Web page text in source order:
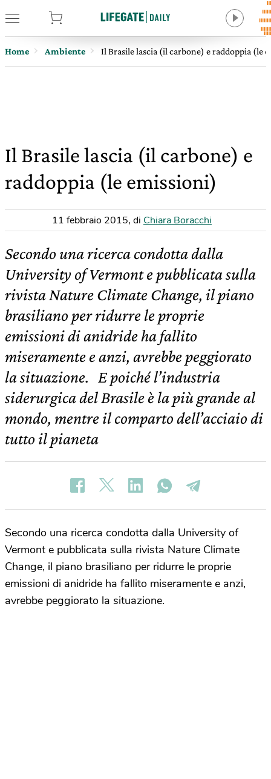
Home Ambiente Il Brasile lascia (il carbone) e raddoppia (le
Il Brasile lascia (il carbone) e
raddoppia (le emissioni)
11 febbraio 2015, di Chiara Boracchi
Secondo una ricerca condotta dalla
University of Vermont e pubblicata sulla
rivista Nature Climate Change, il piano
brasiliano per ridurre le proprie
emissioni di anidride ha fallito
miseramente e anzi, avrebbe peggiorato
la situazione. E poiché l’industria
siderurgica del Brasile è la più grande al
mondo, mentre il comparto dell’acciaio di
tutto il pianeta
Secondo una ricerca condotta dalla University of
Vermont e pubblicata sulla rivista Nature Climate
Change, il piano brasiliano per ridurre le proprie
emissioni di anidride ha fallito miseramente e anzi,
avrebbe peggiorato la situazione.